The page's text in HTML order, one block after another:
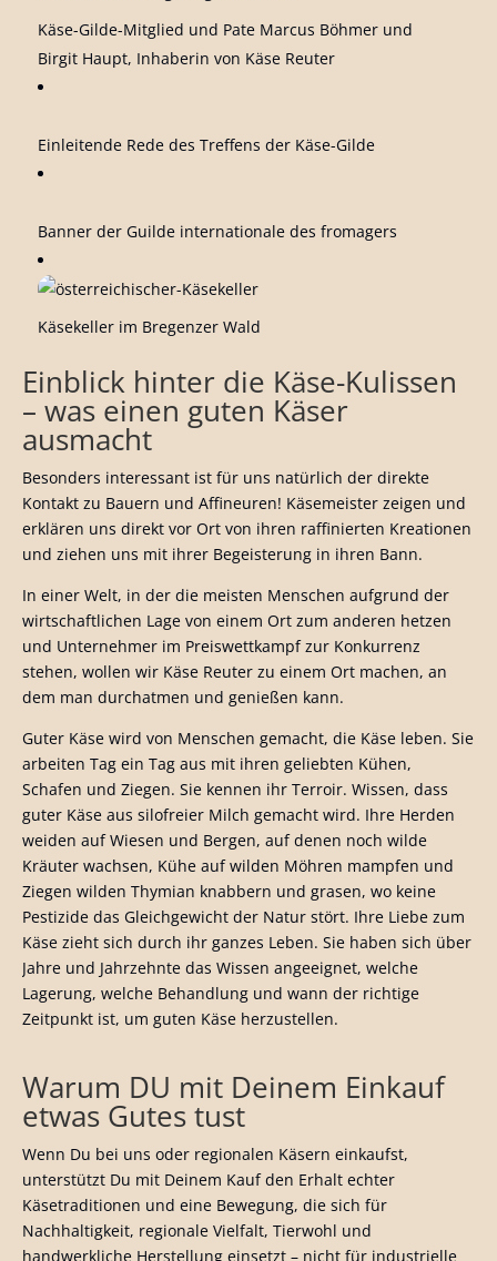
Käse-Gilde-Mitglied und Pate Marcus Böhmer und
Birgit Haupt, Inhaberin von Käse Reuter
Einleitende Rede des Treffens der Käse-Gilde
Banner der Guilde internationale des fromagers
Käsekeller im Bregenzer Wald
Einblick hinter die Käse-Kulissen
– was einen guten Käser
ausmacht
Besonders interessant ist für uns natürlich der direkte
Kontakt zu Bauern und Affineuren! Käsemeister zeigen und
erklären uns direkt vor Ort von ihren raffinierten Kreationen
und ziehen uns mit ihrer Begeisterung in ihren Bann.
In einer Welt, in der die meisten Menschen aufgrund der
wirtschaftlichen Lage von einem Ort zum anderen hetzen
und Unternehmer im Preiswettkampf zur Konkurrenz
stehen, wollen wir Käse Reuter zu einem Ort machen, an
dem man durchatmen und genießen kann.
Guter Käse wird von Menschen gemacht, die Käse leben. Sie
arbeiten Tag ein Tag aus mit ihren geliebten Kühen,
Schafen und Ziegen. Sie kennen ihr Terroir. Wissen, dass
guter Käse aus silofreier Milch gemacht wird. Ihre Herden
weiden auf Wiesen und Bergen, auf denen noch wilde
Kräuter wachsen, Kühe auf wilden Möhren mampfen und
Ziegen wilden Thymian knabbern und grasen, wo keine
Pestizide das Gleichgewicht der Natur stört. Ihre Liebe zum
Käse zieht sich durch ihr ganzes Leben. Sie haben sich über
Jahre und Jahrzehnte das Wissen angeeignet, welche
Lagerung, welche Behandlung und wann der richtige
Zeitpunkt ist, um guten Käse herzustellen.
Warum DU mit Deinem Einkauf
etwas Gutes tust
Wenn Du bei uns oder regionalen Käsern einkaufst,
unterstützt Du mit Deinem Kauf den Erhalt echter
Käsetraditionen und eine Bewegung, die sich für
Nachhaltigkeit, regionale Vielfalt, Tierwohl und
handwerkliche Herstellung einsetzt – nicht für industrielle